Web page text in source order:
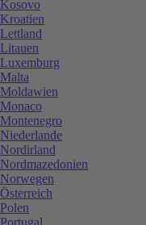
Kosovo
Kroatien
Lettland
Litauen
Luxemburg
Malta
Moldawien
Monaco
Montenegro
Niederlande
Nordirland
Nordmazedonien
Norwegen
Österreich
Polen
Portugal